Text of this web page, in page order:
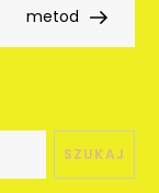
metod
SZUKAJ